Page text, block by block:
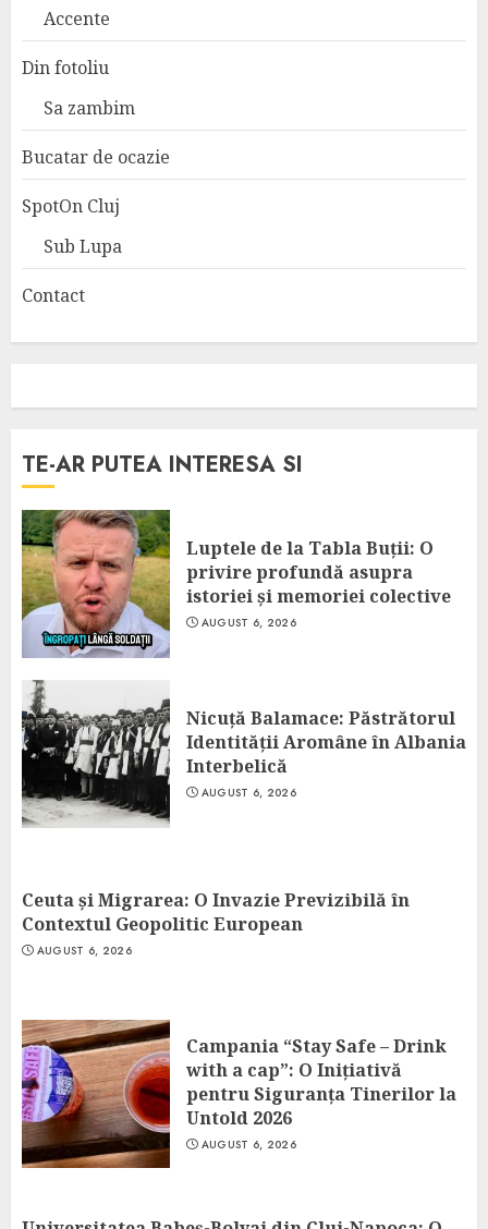
Accente
Din fotoliu
Sa zambim
Bucatar de ocazie
SpotOn Cluj
Sub Lupa
Contact
TE-AR PUTEA INTERESA SI
Luptele de la Tabla Buții: O
privire profundă asupra
istoriei și memoriei colective
AUGUST 6, 2026
Nicuță Balamace: Păstrătorul
Identității Aromâne în Albania
Interbelică
AUGUST 6, 2026
Ceuta și Migrarea: O Invazie Previzibilă în
Contextul Geopolitic European
AUGUST 6, 2026
Campania “Stay Safe – Drink
with a cap”: O Inițiativă
pentru Siguranța Tinerilor la
Untold 2026
AUGUST 6, 2026